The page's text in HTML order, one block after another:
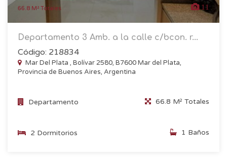
66.8 M² Totales 11
Departamento 3 Amb. a la calle c/bcon. r...
Código: 218834
Mar Del Plata , Bolívar 2580, B7600 Mar del Plata,
Provincia de Buenos Aires, Argentina
Departamento 66.8 M² Totales
2 Dormitorios 1 Baños